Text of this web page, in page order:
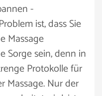
-
ist, dass Sie
Massage
Sorge sein, denn in
Protokolle für
Massage. Nur der